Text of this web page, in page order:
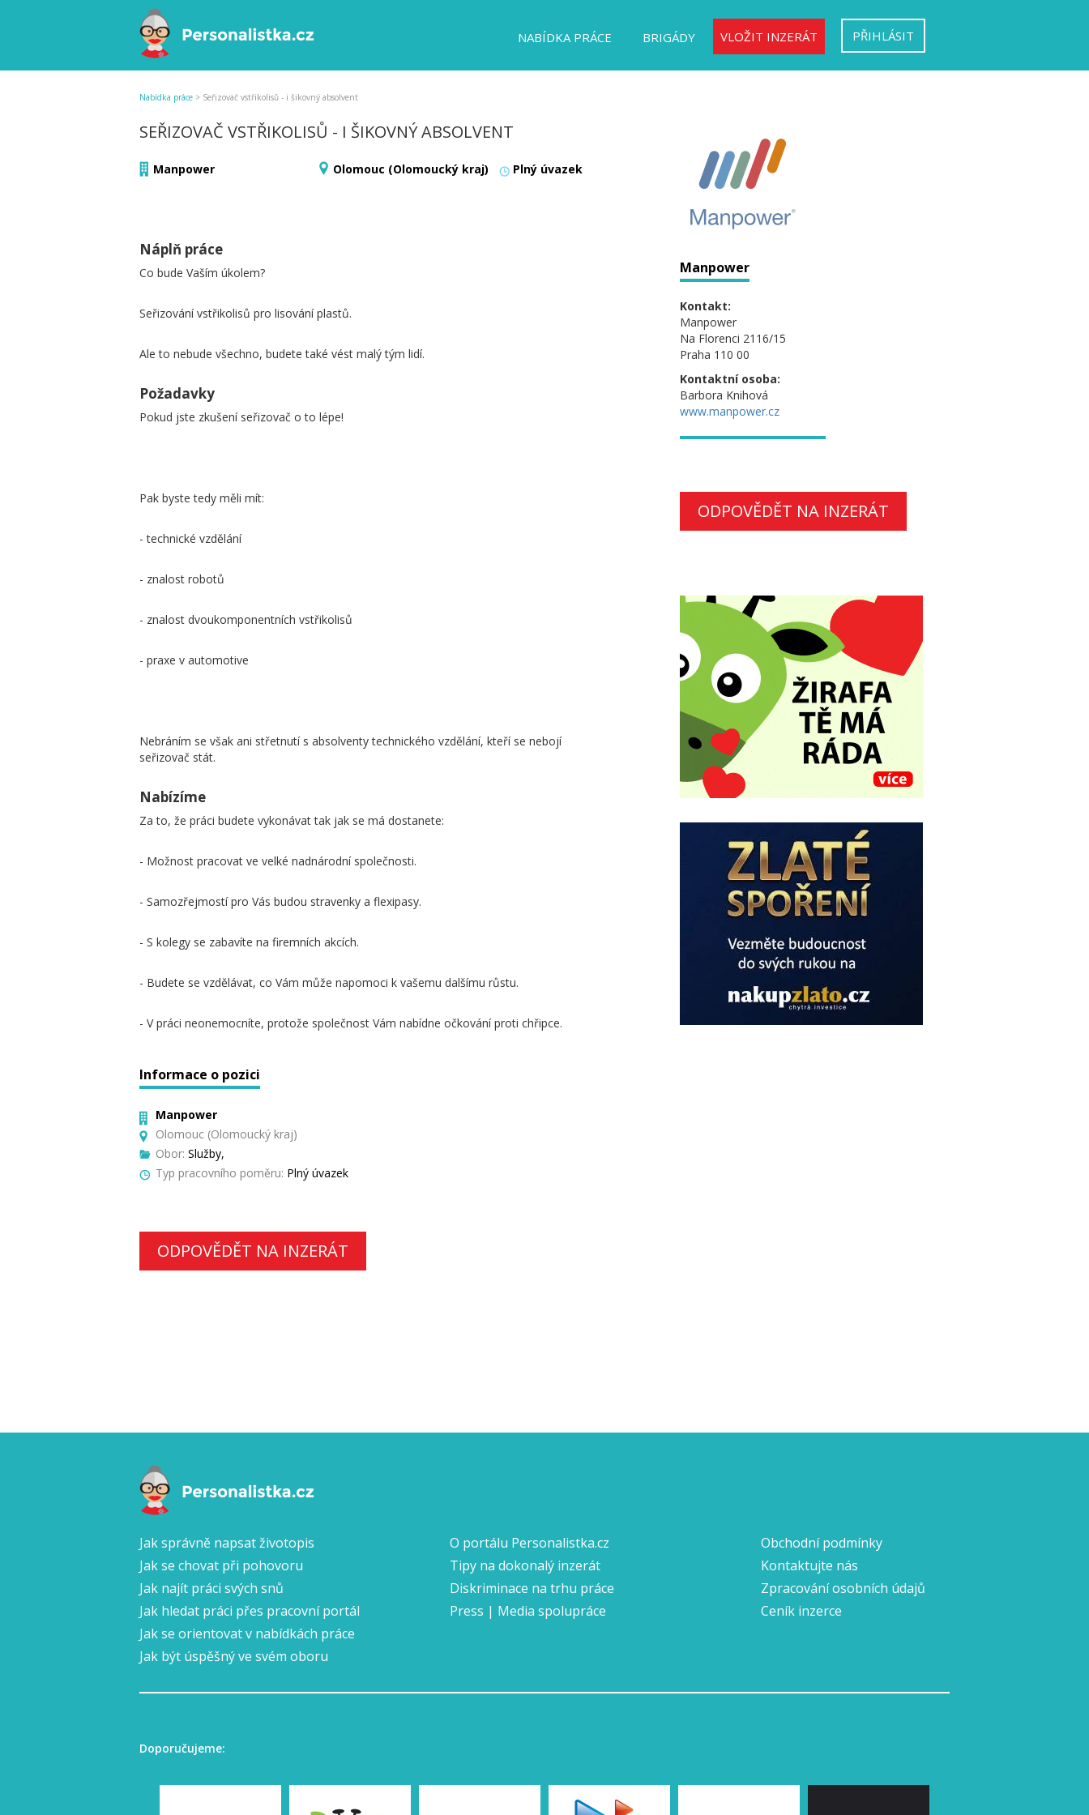
NABÍDKA PRÁCE BRIGÁDY VLOŽIT INZERÁT PŘIHLÁSIT
Nabídka práce > Seřizovač vstřikolisů - i šikovný absolvent
SEŘIZOVAČ VSTŘIKOLISŮ - I ŠIKOVNÝ ABSOLVENT
Manpower Olomouc (Olomoucký kraj) Plný úvazek
Náplň práce
Co bude Vaším úkolem?
Seřizování vstřikolisů pro lisování plastů.
Ale to nebude všechno, budete také vést malý tým lidí.
Požadavky
Pokud jste zkušení seřizovač o to lépe!
Pak byste tedy měli mít:
- technické vzdělání
- znalost robotů
- znalost dvoukomponentních vstřikolisů
- praxe v automotive
Nebráním se však ani střetnutí s absolventy technického vzdělání, kteří se nebojí
seřizovač stát.
Nabízíme
Za to, že práci budete vykonávat tak jak se má dostanete:
- Možnost pracovat ve velké nadnárodní společnosti.
- Samozřejmostí pro Vás budou stravenky a flexipasy.
- S kolegy se zabavíte na firemních akcích.
- Budete se vzdělávat, co Vám může napomoci k vašemu dalšímu růstu.
- V práci neonemocníte, protože společnost Vám nabídne očkování proti chřipce.
Informace o pozici
Manpower
Olomouc (Olomoucký kraj)
Obor: Služby,
Typ pracovního poměru: Plný úvazek
ODPOVĚDĚT NA INZERÁT
Manpower
Kontakt:
Manpower
Na Florenci 2116/15
Praha 110 00
Kontaktní osoba:
Barbora Knihová
www.manpower.cz
ODPOVĚDĚT NA INZERÁT
Jak správně napsat životopis
Jak se chovat při pohovoru
Jak najít práci svých snů
Jak hledat práci přes pracovní portál
Jak se orientovat v nabídkách práce
Jak být úspěšný ve svém oboru
O portálu Personalistka.cz
Tipy na dokonalý inzerát
Diskriminace na trhu práce
Press | Media spolupráce
Obchodní podmínky
Kontaktujte nás
Zpracování osobních údajů
Ceník inzerce
Doporučujeme: